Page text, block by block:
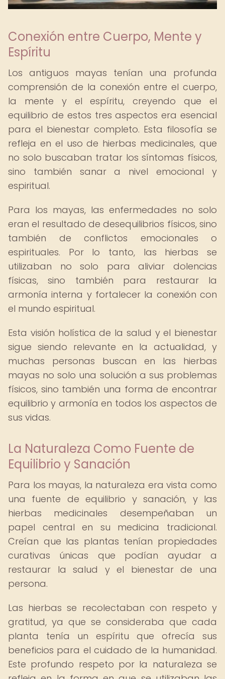
Conexión entre Cuerpo, Mente y
Espíritu
Los antiguos mayas tenían una profunda
comprensión de la conexión entre el cuerpo,
la mente y el espíritu, creyendo que el
equilibrio de estos tres aspectos era esencial
para el bienestar completo. Esta filosofía se
refleja en el uso de hierbas medicinales, que
no solo buscaban tratar los síntomas físicos,
sino también sanar a nivel emocional y
espiritual.
Para los mayas, las enfermedades no solo
eran el resultado de desequilibrios físicos, sino
también de conflictos emocionales o
espirituales. Por lo tanto, las hierbas se
utilizaban no solo para aliviar dolencias
físicas, sino también para restaurar la
armonía interna y fortalecer la conexión con
el mundo espiritual.
Esta visión holística de la salud y el bienestar
sigue siendo relevante en la actualidad, y
muchas personas buscan en las hierbas
mayas no solo una solución a sus problemas
físicos, sino también una forma de encontrar
equilibrio y armonía en todos los aspectos de
sus vidas.
La Naturaleza Como Fuente de
Equilibrio y Sanación
Para los mayas, la naturaleza era vista como
una fuente de equilibrio y sanación, y las
hierbas medicinales desempeñaban un
papel central en su medicina tradicional.
Creían que las plantas tenían propiedades
curativas únicas que podían ayudar a
restaurar la salud y el bienestar de una
persona.
Las hierbas se recolectaban con respeto y
gratitud, ya que se consideraba que cada
planta tenía un espíritu que ofrecía sus
beneficios para el cuidado de la humanidad.
Este profundo respeto por la naturaleza se